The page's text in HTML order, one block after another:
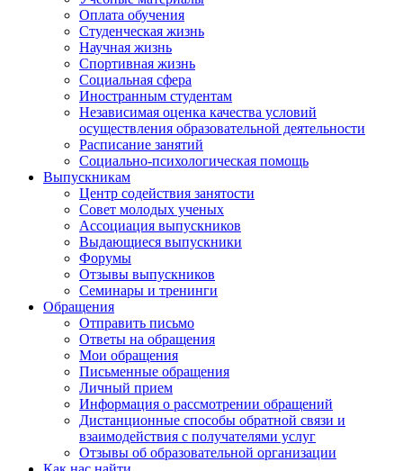
Оплата обучения
Студенческая жизнь
Научная жизнь
Спортивная жизнь
Социальная сфера
Иностранным студентам
Независимая оценка качества условий
осуществления образовательной деятельности
Расписание занятий
Социально-психологическая помощь
Выпускникам
Центр содействия занятости
Совет молодых ученых
Ассоциация выпускников
Выдающиеся выпускники
Форумы
Отзывы выпускников
Семинары и тренинги
Обращения
Отправить письмо
Ответы на обращения
Мои обращения
Письменные обращения
Личный прием
Информация о рассмотрении обращений
Дистанционные способы обратной связи и
взаимодействия с получателями услуг
Отзывы об образовательной организации